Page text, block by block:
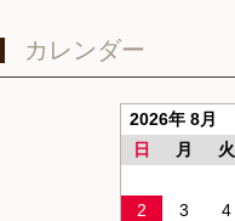
カレンダー
2026年 8月
日
月 火
2
3 4